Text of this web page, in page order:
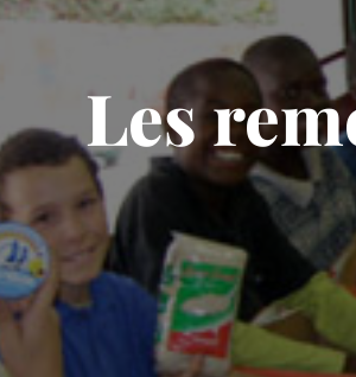
Les